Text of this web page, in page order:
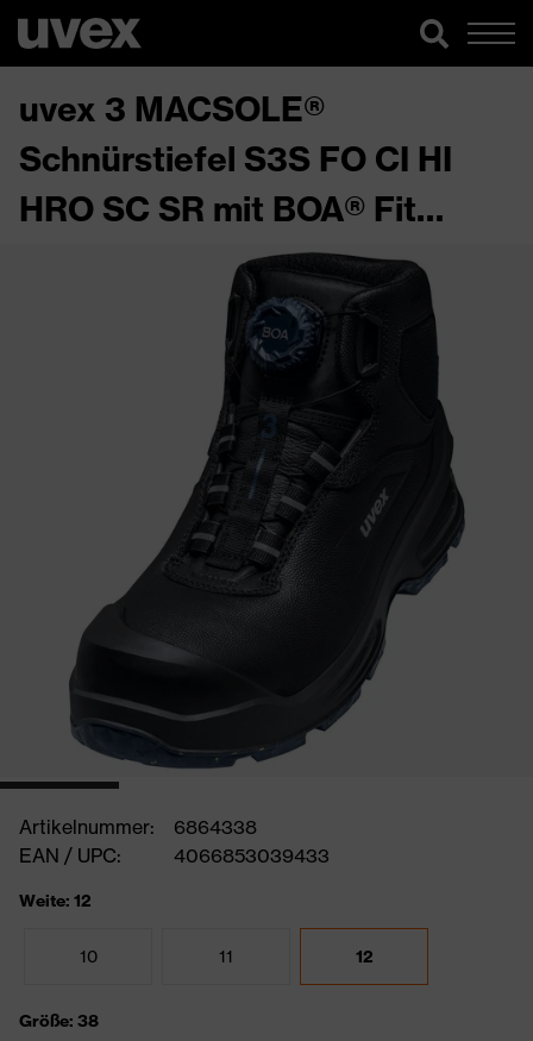
uvex 3 MACSOLE®
Schnürstiefel S3S FO CI HI
HRO SC SR mit BOA® Fit
Artikelnummer:
6864338
EAN / UPC:
4066853039433
Weite: 12
10 11 12
Größe: 38